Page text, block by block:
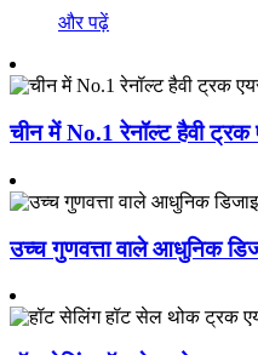
और पढ़ें
चीन में No.1 रेनॉल्ट हैवी
उच्च गुणवत्ता वाले आधुनिक